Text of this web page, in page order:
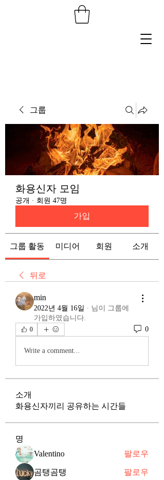
그룹
화용신자 모임
공개 · 회원 47명
가입
그룹 활동 미디어 회원 소개
뒤로
min
2022년 4월 16일 · 님이 그룹에
가입하였습니다.
0 0
Write a comment...
소개
화용신자끼리 공유하는 시간들
명
Valentino 팔로우
곰탱곰탱 팔로우